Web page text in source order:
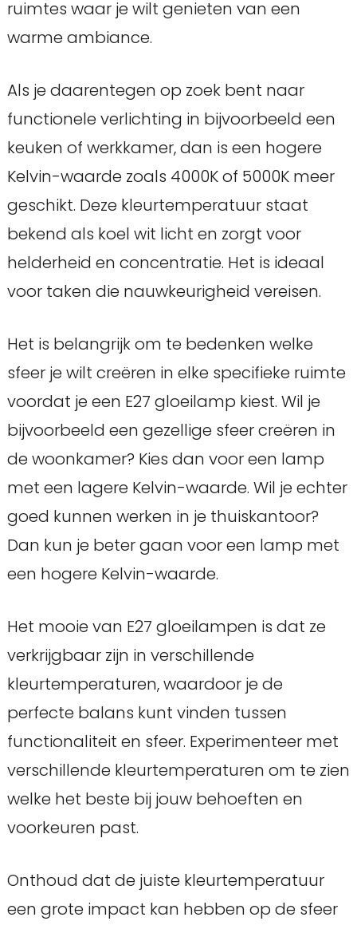
ruimtes waar je wilt genieten van een
warme ambiance.
Als je daarentegen op zoek bent naar
functionele verlichting in bijvoorbeeld een
keuken of werkkamer, dan is een hogere
Kelvin-waarde zoals 4000K of 5000K meer
geschikt. Deze kleurtemperatuur staat
bekend als koel wit licht en zorgt voor
helderheid en concentratie. Het is ideaal
voor taken die nauwkeurigheid vereisen.
Het is belangrijk om te bedenken welke
sfeer je wilt creëren in elke specifieke ruimte
voordat je een E27 gloeilamp kiest. Wil je
bijvoorbeeld een gezellige sfeer creëren in
de woonkamer? Kies dan voor een lamp
met een lagere Kelvin-waarde. Wil je echter
goed kunnen werken in je thuiskantoor?
Dan kun je beter gaan voor een lamp met
een hogere Kelvin-waarde.
Het mooie van E27 gloeilampen is dat ze
verkrijgbaar zijn in verschillende
kleurtemperaturen, waardoor je de
perfecte balans kunt vinden tussen
functionaliteit en sfeer. Experimenteer met
verschillende kleurtemperaturen om te zien
welke het beste bij jouw behoeften en
voorkeuren past.
Onthoud dat de juiste kleurtemperatuur
een grote impact kan hebben op de sfeer